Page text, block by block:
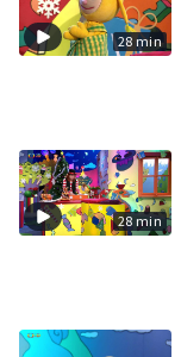
28 min
28 min